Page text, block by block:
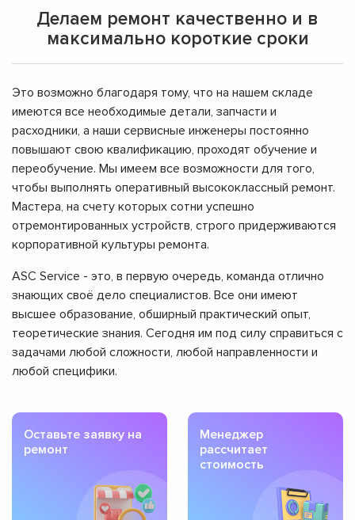
Делаем ремонт качественно и в
максимально короткие сроки
Это возможно благодаря тому, что на нашем складе
имеются все необходимые детали, запчасти и
расходники, а наши сервисные инженеры постоянно
повышают свою квалификацию, проходят обучение и
переобучение. Мы имеем все возможности для того,
чтобы выполнять оперативный высококлассный ремонт.
Мастера, на счету которых сотни успешно
отремонтированных устройств, строго придерживаются
корпоративной культуры ремонта.
ASC Service - это, в первую очередь, команда отлично
знающих своё дело специалистов. Все они имеют
высшее образование, обширный практический опыт,
теоретические знания. Сегодня им под силу справиться с
задачами любой сложности, любой направленности и
любой специфики.
Оставьте заявку на
ремонт
Менеджер
рассчитает
стоимость